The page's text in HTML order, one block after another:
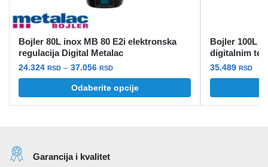
Bojler 80L inox MB 80 E2i elektronska
regulacija Digital Metalac
24.324 RSD – 37.056 RSDRaspon
cena:
od
24.324 rsd
Odaberite opcije
varijanti.
Opcije
Bojler 100L
digitalnim
35.489 RSD
Garancija i kvalitet